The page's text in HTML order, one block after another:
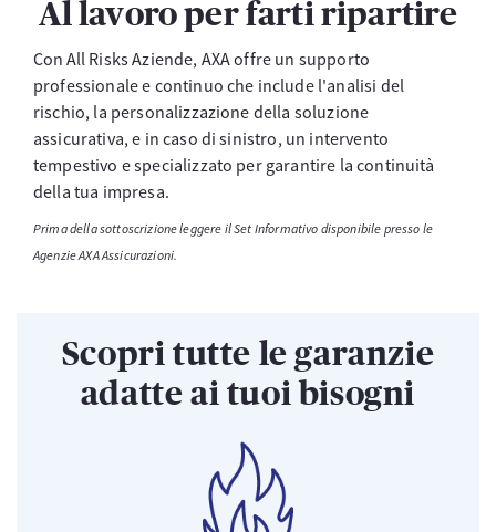
Al lavoro per farti ripartire
Con All Risks Aziende, AXA offre un supporto
professionale e continuo che include l'analisi del
rischio, la personalizzazione della soluzione
assicurativa, e in caso di sinistro, un intervento
tempestivo e specializzato per garantire la continuità
della tua impresa.
Prima della sottoscrizione leggere il Set Informativo disponibile presso le
Agenzie AXA Assicurazioni.
Scopri tutte le garanzie
adatte ai tuoi bisogni